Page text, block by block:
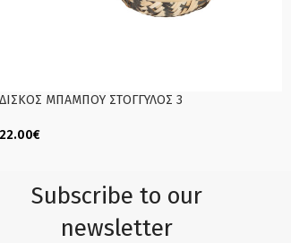
ΔΙΣΚΟΣ ΜΠΑΜΠΟΥ ΣΤΟΓΓΥΛΟΣ 3
22.00€
Subscribe to our
newsletter